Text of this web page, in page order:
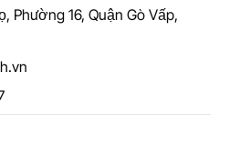
Phường 16, Quận Gò Vấp,